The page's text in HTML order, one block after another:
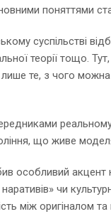
поняттями
суспільстві
теорії тощо.
те, з чого
що живе
особливий
чи
між